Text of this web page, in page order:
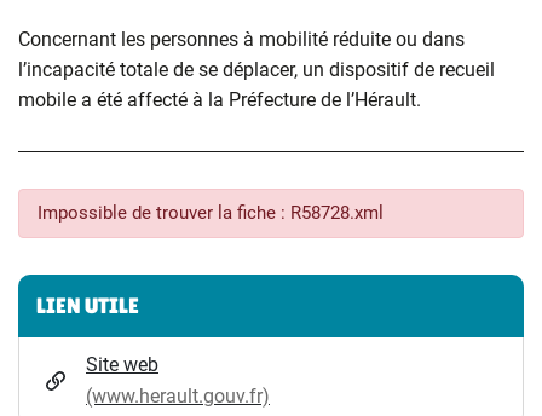
Concernant les personnes à mobilité réduite ou dans
l’incapacité totale de se déplacer, un dispositif de recueil
mobile a été affecté à la Préfecture de l’Hérault.
Impossible de trouver la fiche : R58728.xml
Informations complémentaires
LIEN UTILE
Site web
(www.herault.gouv.fr)